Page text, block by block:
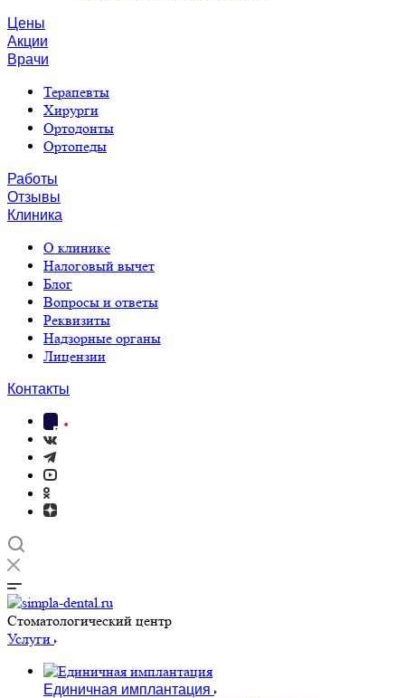
Цены
Акции
Врачи
Терапевты
Хирурги
Ортодонты
Ортопеды
Работы
Отзывы
Клиника
О клинике
Налоговый вычет
Блог
Вопросы и ответы
Реквизиты
Надзорные органы
Лицензии
Контакты
Cтоматологический центр
Услуги
Единичная имплантация